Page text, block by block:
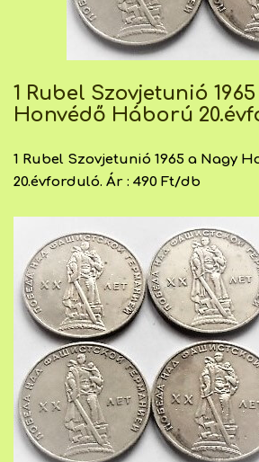
1 Rubel Szovjetunió
Honvédő Háború
1 Rubel Szovjetunió 1965 a Nagy
20.évforduló. Ár : 490 Ft/db